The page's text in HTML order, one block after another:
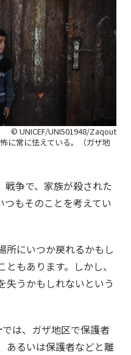
© UNICEF/UNI501948/Zaqout
に常に怯えている。（ガザ地
戦争で、家族が殺された
つもそのことを考えてい
所にいつか戻れるかもし
もあります。しかし、
失うかもしれないという
は、ガザ地区で保護者
あるいは保護者などと離